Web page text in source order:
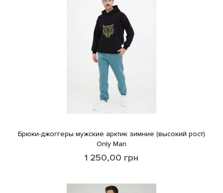
Брюки-джоггеры мужские арктик зимние (высокий рост)
Only Man
1 250,00 грн